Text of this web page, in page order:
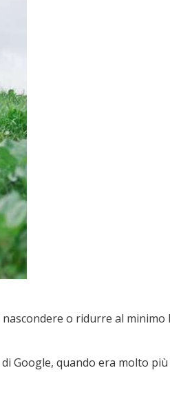
o ridurre al minimo
Google, quando era molto